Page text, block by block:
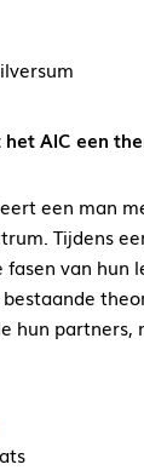
AIC een
een man
Tijdens
van hun
hun